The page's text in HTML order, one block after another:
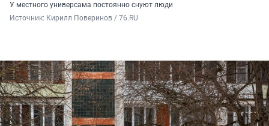
У местного универсама постоянно снуют люди
Источник: Кирилл Поверинов / 76.RU